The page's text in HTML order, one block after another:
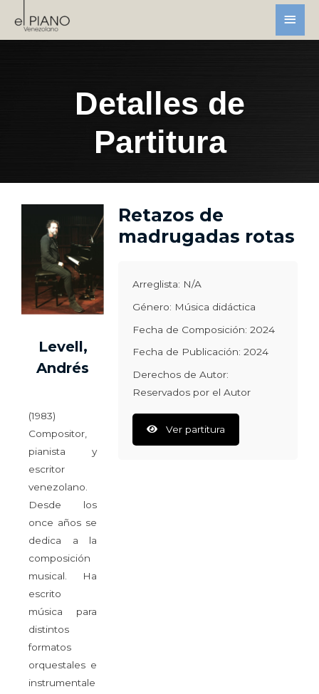
Detalles de
Partitura
Levell,
Andrés
(1983)
Compositor,
pianista y
escritor
venezolano.
Desde los
once años se
dedica a la
composición
musical. Ha
escrito
música para
distintos
formatos
orquestales e
instrumentale
Retazos de
madrugadas rotas
Arreglista: N/A
Género: Música didáctica
Fecha de Composición: 2024
Fecha de Publicación: 2024
Derechos de Autor:
Reservados por el Autor
Ver partitura